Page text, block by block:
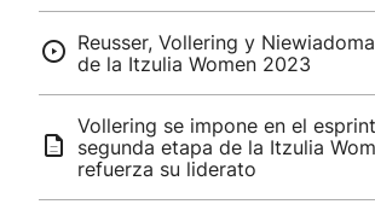
Reusser, Vollering y
de la Itzulia Women 2023
Vollering se impone en el
segunda etapa de la Itzulia
refuerza su liderato